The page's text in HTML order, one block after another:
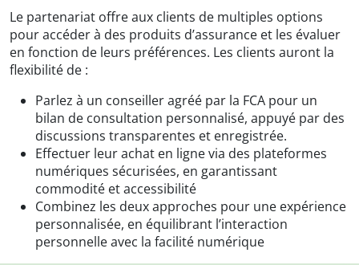
Le partenariat offre aux clients de multiples options
pour accéder à des produits d’assurance et les évaluer
en fonction de leurs préférences. Les clients auront la
flexibilité de :
Parlez à un conseiller agréé par la FCA pour un
bilan de consultation personnalisé, appuyé par des
discussions transparentes et enregistrée.
Effectuer leur achat en ligne via des plateformes
numériques sécurisées, en garantissant
commodité et accessibilité
Combinez les deux approches pour une expérience
personnalisée, en équilibrant l’interaction
personnelle avec la facilité numérique